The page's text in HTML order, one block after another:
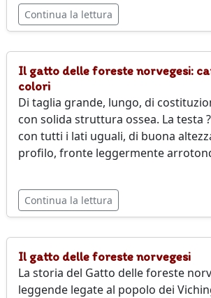
Continua la lettura
Il gatto delle foreste norvegesi:
colori
Di taglia grande, lungo, di
con solida struttura ossea. La testa
con tutti i lati uguali, di buona
profilo, fronte leggermente
Continua la lettura
Il gatto delle foreste norvegesi
La storia del Gatto delle foreste
leggende legate al popolo dei